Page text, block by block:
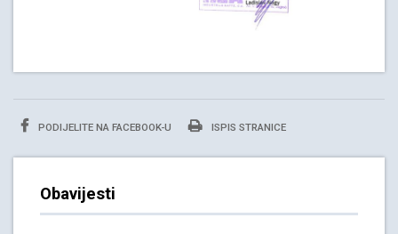
PODIJELITE NA FACEBOOK-U ISPIS STRANICE
Obavijesti